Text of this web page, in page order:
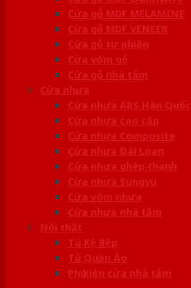
Cửa gỗ MDF MELAMINE
Cửa gỗ MDF VENEER
Cửa gỗ tự nhiên
Cửa vòm gỗ
Cửa gỗ nhà tắm
Cửa nhựa
Cửa nhựa ABS Hàn Quốc
Cửa nhựa cao cấp
Cửa nhựa Composite
Cửa nhựa Đài Loan
Cửa nhựa ghép thanh
Cửa nhựa Sungyu
Cửa vòm nhựa
Cửa nhựa nhà tắm
Nội thất
Tủ Kệ Bếp
Tủ Quần Áo
Phụ kiện cửa nhà tắm